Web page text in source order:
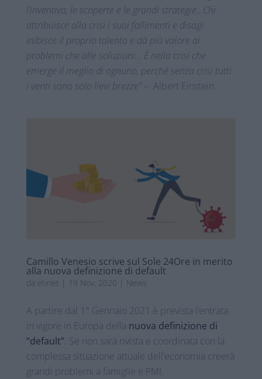
l’inventiva, le scoperte e le grandi strategie…Chi
attribuisce alla crisi i suoi fallimenti e disagi
inibisce il proprio talento e dà più valore ai
problemi che alle soluzioni… È nella crisi che
emerge il meglio di ognuno, perché senza crisi tutti
i venti sono solo lievi brezze” – Albert Einstein.
Camillo Venesio scrive sul Sole 24Ore in merito
alla nuova definizione di default
da etinet 19 Nov, 2020 News
A partire dal 1° Gennaio 2021 è prevista l’entrata
in vigore in Europa della nuova definizione di
“default” . Se non sarà rivista e coordinata con la
complessa situazione attuale dell’economia creerà
grandi problemi a famiglie e PMI.